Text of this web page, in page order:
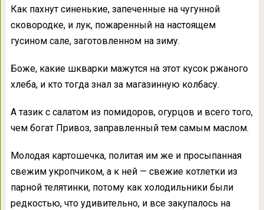
Как пахнут синенькие, запеченные на чугунной
сковородке, и лук, пожаренный на настоящем
гусином сале, заготовленном на зиму.
Боже, какие шкварки мажутся на этот кусок ржаного
хлеба, и кто тогда знал за магазинную колбасу.
А тазик с салатом из помидоров, огурцов и всего того,
чем богат Привоз, заправленный тем самым маслом.
Молодая картошечка, политая им же и просыпанная
свежим укропчиком, а к ней — свежие котлетки из
парной телятинки, потому как холодильники были
редкостью, что удивительно, и все закупалось на